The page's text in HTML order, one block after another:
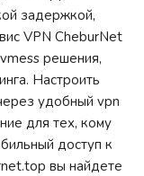
задержкой,
VPN CheburNet
решения,
Настроить
удобный vpn
для тех, кому
доступ к
вы найдете